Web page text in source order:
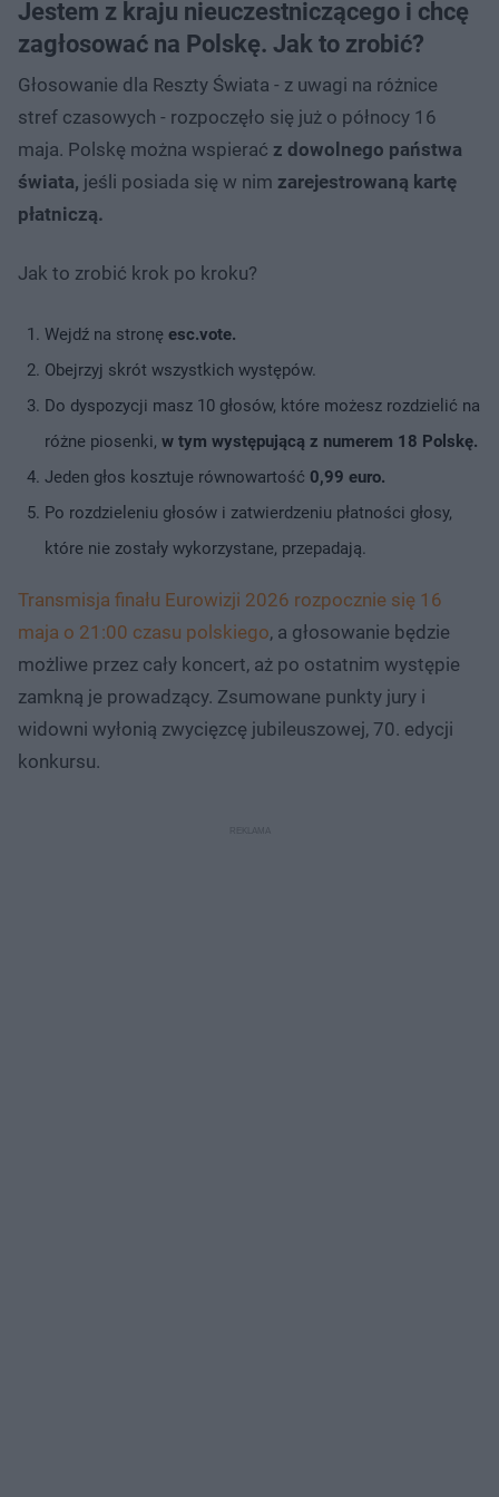
Jestem z kraju nieuczestniczącego i chcę
zagłosować na Polskę. Jak to zrobić?
Głosowanie dla Reszty Świata - z uwagi na różnice
stref czasowych - rozpoczęło się już o północy 16
maja. Polskę można wspierać z dowolnego państwa
świata, jeśli posiada się w nim zarejestrowaną kartę
płatniczą.
Jak to zrobić krok po kroku?
Wejdź na stronę esc.vote.
Obejrzyj skrót wszystkich występów.
Do dyspozycji masz 10 głosów, które możesz rozdzielić na
różne piosenki, w tym występującą z numerem 18 Polskę.
Jeden głos kosztuje równowartość 0,99 euro.
Po rozdzieleniu głosów i zatwierdzeniu płatności głosy,
które nie zostały wykorzystane, przepadają.
Transmisja finału Eurowizji 2026 rozpocznie się 16
maja o 21:00 czasu polskiego, a głosowanie będzie
możliwe przez cały koncert, aż po ostatnim występie
zamkną je prowadzący. Zsumowane punkty jury i
widowni wyłonią zwycięzcę jubileuszowej, 70. edycji
konkursu.